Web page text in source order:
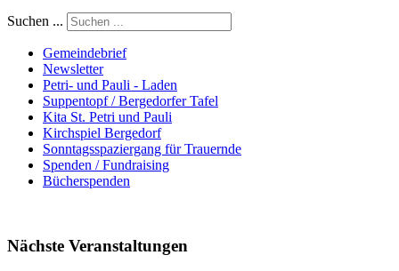
Suchen ...
Gemeindebrief
Newsletter
Petri- und Pauli - Laden
Suppentopf / Bergedorfer Tafel
Kita St. Petri und Pauli
Kirchspiel Bergedorf
Sonntagsspaziergang für Trauernde
Spenden / Fundraising
Bücherspenden
Nächste Veranstaltungen